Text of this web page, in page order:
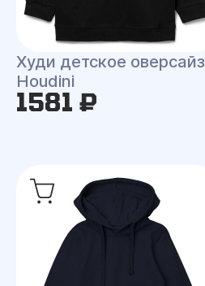
Худи детское оверсайз
Houdini
1581 ₽